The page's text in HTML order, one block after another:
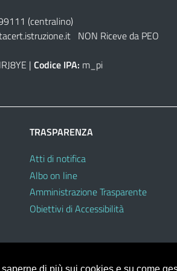
(centralino)
NON Riceve da PEO
JRJ8YE | Codice IPA:
TRASPARENZA
Atti di notifica
Albo on line
Amministrazione Trasparente
Obiettivi di Accessibilità
di più sui cookies e su come